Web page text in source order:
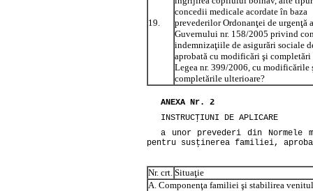
19.
concedii medicale acordate în baza
prevederilor Ordonanţei de urgenţă a
Guvernului nr. 158/2005 privind
indemnizaţiile de asigurări sociale
aprobată cu modificări şi
Legea nr. 399/2006, cu modificările
completările ulterioare?
ANEXA Nr. 2
INSTRUCŢIUNI DE APLICARE
a unor prevederi din Normele
pentru susţinerea familiei,
Nr. crt. Situaţie
A. Componenţa familiei şi stabilirea